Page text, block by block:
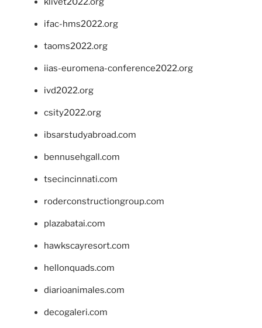
ifac-hms2022.org
taoms2022.org
iias-euromena-conference2022.org
ivd2022.org
csity2022.org
ibsarstudyabroad.com
bennusehgall.com
tsecincinnati.com
roderconstructiongroup.com
plazabatai.com
hawkscayresort.com
hellonquads.com
diarioanimales.com
decogaleri.com